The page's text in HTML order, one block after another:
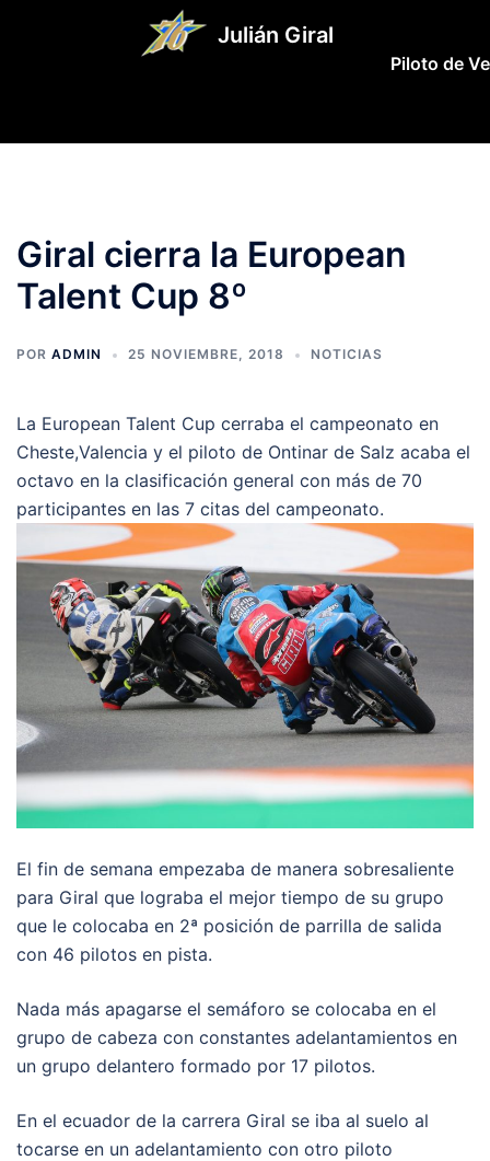
Julián Giral
Piloto de
Giral cierra la European
Talent Cup 8º
POR ADMIN 25 NOVIEMBRE, 2018 NOTICIAS
La European Talent Cup cerraba el campeonato en
Cheste,Valencia y el piloto de Ontinar de Salz acaba el
octavo en la clasificación general con más de 70
participantes en las 7 citas del campeonato.
El fin de semana empezaba de manera sobresaliente
para Giral que lograba el mejor tiempo de su grupo
que le colocaba en 2ª posición de parrilla de salida
con 46 pilotos en pista.
Nada más apagarse el semáforo se colocaba en el
grupo de cabeza con constantes adelantamientos en
un grupo delantero formado por 17 pilotos.
En el ecuador de la carrera Giral se iba al suelo al
tocarse en un adelantamiento con otro piloto